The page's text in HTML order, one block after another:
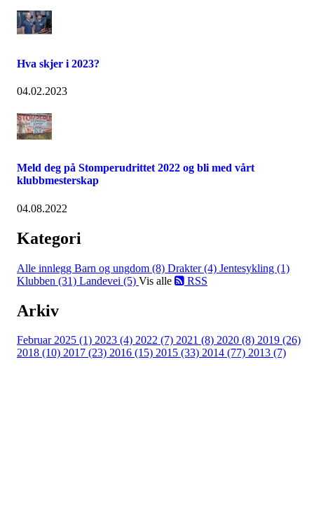
Hva skjer i 2023?
04.02.2023
Meld deg på Stomperudrittet 2022 og bli med vårt
klubbmesterskap
04.08.2022
Kategori
Alle innlegg Barn og ungdom (8) Drakter (4) Jentesykling (1)
Klubben (31) Landevei (5) Vis alle RSS
Arkiv
Februar 2025 (1) 2023 (4) 2022 (7) 2021 (8) 2020 (8) 2019 (26)
2018 (10) 2017 (23) 2016 (15) 2015 (33) 2014 (77) 2013 (7)